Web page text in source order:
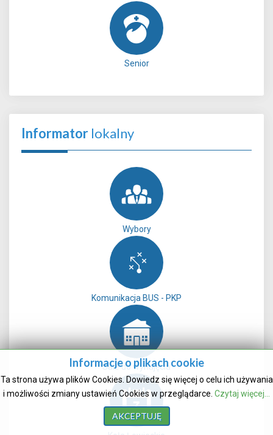
Senior
Informator lokalny
Wybory
Komunikacja BUS - PKP
Sale do wynajęcia
Informacje o plikach cookie
Ta strona używa plików Cookies. Dowiedz się więcej o celu ich używania
i możliwości zmiany ustawień Cookies w przeglądarce. Czytaj więcej...
AKCEPTUJĘ